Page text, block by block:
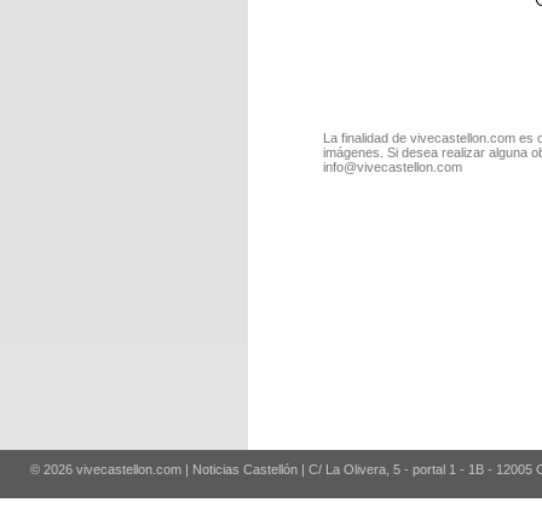
La finalidad de vivecastellon.com
imágenes. Si desea realizar alguna
info@vivecastellon.com
© 2026 vivecastellon.com | Noticias Castellón | C/ La Olivera, 5 - portal 1 - 1B - 12005